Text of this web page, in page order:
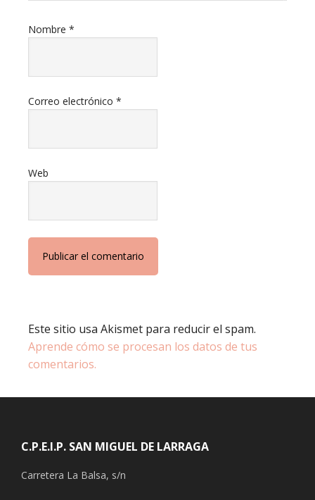
Nombre *
Correo electrónico *
Web
Este sitio usa Akismet para reducir el spam.
Aprende cómo se procesan los datos de tus
comentarios.
C.P.E.I.P. SAN MIGUEL DE LARRAGA
Carretera La Balsa, s/n